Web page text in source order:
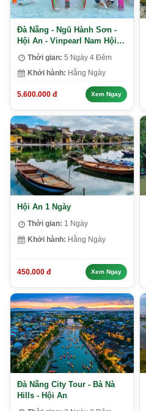
Đà Nẵng - Ngũ Hành Sơn -
Hội An - Vinpearl Nam Hội
An - Bà Nà - Núi Thần Tài -
Huế
Thời gian: 5 Ngày 4 Đêm
Khởi hành: Hằng Ngày
5.600.000 đ Xem Ngay
Hội An 1 Ngày
Thời gian: 1 Ngày
Khởi hành: Hằng Ngày
450.000 đ Xem Ngay
Đà Nẵng City Tour - Bà Nà
Hills - Hội An